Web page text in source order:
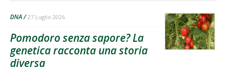
DNA 27 Luglio 2026
Pomodoro senza sapore? La
genetica racconta una storia
diversa